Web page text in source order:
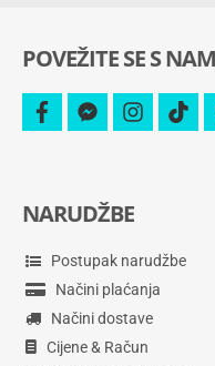
POVEŽITE SE S
facebookfacebook-
messenger
NARUDŽBE
Postupak narudžbe
Načini plaćanja
Načini dostave
Cijene & Račun